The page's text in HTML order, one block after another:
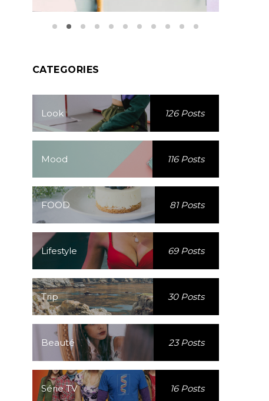
CATEGORIES
Look 126 Posts
Mood 116 Posts
FOOD 81 Posts
Lifestyle 69 Posts
Trip 30 Posts
Beauté 23 Posts
Série TV 16 Posts